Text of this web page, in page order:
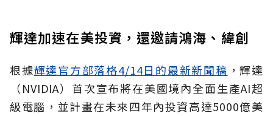
輝達加速在美投資，還邀請鴻海、緯創
根據輝達官方部落格4/14日的最新新聞稿 ，輝達
（NVIDIA）首次宣布將在美國境內全面生產AI超
級電腦，並計畫在未來四年內投資高達5000億美